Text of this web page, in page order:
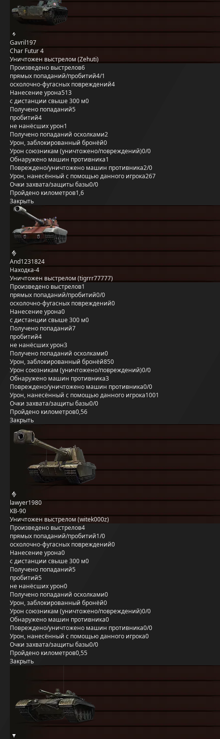
Gavril197
Char Futur 4
Уничтожен выстрелом (Zehuti)
Произведено выстрелов6
прямых попаданий/пробитий4/1
осколочно-фугасных повреждений4
Нанесение урона513
с дистанции свыше 300 м0
Получено попаданий5
пробитий4
не нанёсших урон1
Получено попаданий осколками2
Урон, заблокированный бронёй0
Урон союзникам (уничтожено/повреждений)0/0
Обнаружено машин противника1
Повреждено/уничтожено машин противника2/0
Урон, нанесённый с помощью данного игрока267
Очки захвата/защиты базы0/0
Пройдено километров1,6
Закрыть
And1231824
Находка-4
Уничтожен выстрелом (tigrrr77777)
Произведено выстрелов1
прямых попаданий/пробитий0/0
осколочно-фугасных повреждений0
Нанесение урона0
с дистанции свыше 300 м0
Получено попаданий7
пробитий4
не нанёсших урон3
Получено попаданий осколками0
Урон, заблокированный бронёй850
Урон союзникам (уничтожено/повреждений)0/0
Обнаружено машин противника3
Повреждено/уничтожено машин противника0/0
Урон, нанесённый с помощью данного игрока1001
Очки захвата/защиты базы0/0
Пройдено километров0,56
Закрыть
lawyer1980
КВ-90
Уничтожен выстрелом (witek000z)
Произведено выстрелов4
прямых попаданий/пробитий1/0
осколочно-фугасных повреждений0
Нанесение урона0
с дистанции свыше 300 м0
Получено попаданий5
пробитий5
не нанёсших урон0
Получено попаданий осколками0
Урон, заблокированный бронёй0
Урон союзникам (уничтожено/повреждений)0/0
Обнаружено машин противника0
Повреждено/уничтожено машин противника0/0
Урон, нанесённый с помощью данного игрока0
Очки захвата/защиты базы0/0
Пройдено километров0,55
Закрыть